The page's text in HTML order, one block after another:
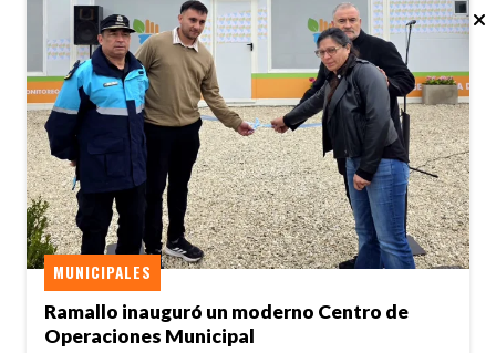
Ramallo inauguró un moderno Centro de
Operaciones Municipal
MUNICIPALES